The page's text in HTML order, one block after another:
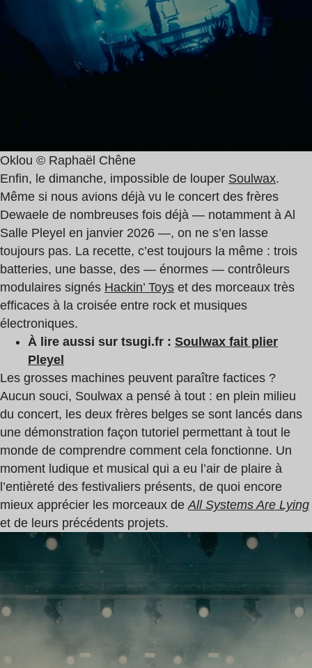
Oklou © Raphaël Chêne
Enfin, le dimanche, impossible de louper Soulwax.
Même si nous avions déjà vu le concert des frères
Dewaele de nombreuses fois déjà — notamment à Al
Salle Pleyel en janvier 2026 —, on ne s’en lasse
toujours pas. La recette, c’est toujours la même : trois
batteries, une basse, des — énormes — contrôleurs
modulaires signés Hackin’ Toys et des morceaux très
efficaces à la croisée entre rock et musiques
électroniques.
À lire aussi sur tsugi.fr : Soulwax fait plier
Pleyel
Les grosses machines peuvent paraître factices ?
Aucun souci, Soulwax a pensé à tout : en plein milieu
du concert, les deux frères belges se sont lancés dans
une démonstration façon tutoriel permettant à tout le
monde de comprendre comment cela fonctionne. Un
moment ludique et musical qui a eu l’air de plaire à
l’entièreté des festivaliers présents, de quoi encore
mieux apprécier les morceaux deAll Systems Are Lying
et de leurs précédents projets.